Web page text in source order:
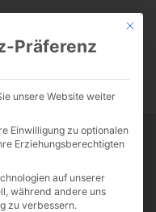
-:--
Katholizismus
Mit
Präferenz
unsere Website weiter
Einwilligung zu optionalen
Erziehungsberechtigten
auf unserer
während andere uns
zu verbessern.